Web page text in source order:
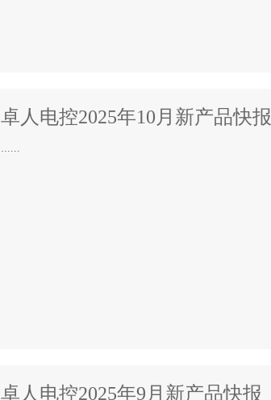
卓人电控2025年10月新产品快报
卓人电控2025年9月新产品快报